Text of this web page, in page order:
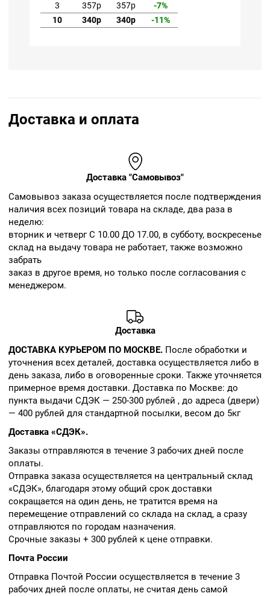
3
357р 357р
-7%
10
340р 340р -11%
Доставка и оплата
Доставка "Самовывоз"
Cамовывоз заказа осуществляется после подтверждения
наличия всех позиций товара на складе, два раза в
неделю:
вторник и четверг С 10.00 ДО 17.00, в субботу, воскресенье
склад на выдачу товара не работает, также возможно
забрать
заказ в другое время, но только после согласования с
менеджером.
Доставка
ДОСТАВКА КУРЬЕРОМ ПО МОСКВЕ. После обработки и
уточнения всех деталей, доставка осуществляется либо в
день заказа, либо в оговоренные сроки. Также уточняется
примерное время доставки. Доставка по Москве: до
пункта выдачи СДЭК — 250-300 рублей , до адреса (двери)
— 400 рублей для стандартной посылки, весом до 5кг
Доставка «СДЭК».
Заказы отправляются в течение 3 рабочих дней после
оплаты.
Отправка заказа осуществляется на центральный склад
«СДЭК», благодаря этому общий срок доставки
сокращается на один день, не тратится время на
перемещение отправлений со склада на склад, а сразу
отправляются по городам назначения.
Срочные заказы + 300 рублей к цене отправки.
Почта России
Отправка Почтой России осуществляется в течение 3
рабочих дней после оплаты, не считая день самой